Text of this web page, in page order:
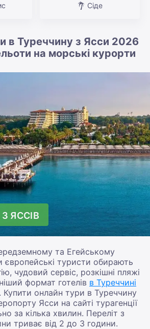
Сіде
в Туреччину з Ясси 2026
на морські курорти
ЯССІВ
та Егейському
європейські туристи обирають
чудовий сервіс, розкішні пляжі
формат готелів в Туреччині
. Купити онлайн тури в Туреччину
Ясси на сайті турагенції
за кілька хвилин. Переліт з
триває від 2 до 3 години.